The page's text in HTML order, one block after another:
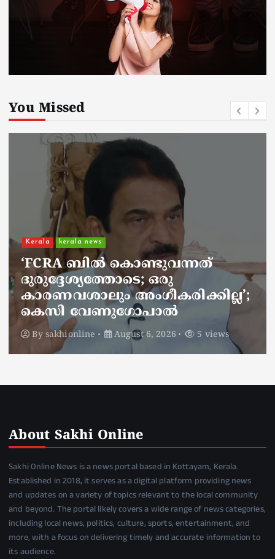
You Missed
Kerala kerala news
ചാലിശേരിയില്‍ സര്‍ക്കാര്‍
ജനകീയ ആരോഗ്യകേന്ദ്രത്തില്‍
നഴ്സിന് അണലിയുടെ കടിയേറ്റു;
അണലിയുടെ കടിയേറ്റത്
ഡ്യൂട്ടിക്കിടെ
Bysakhionline August 6, 2026 5 views
About Sakhi Online
Sakhi Online News is a news portal based in Kottayam, Kerala.
Established in 2018, it serves as a digital platform providing news
and updates on a variety of topics relevant to the local community
and beyond. The portal likely covers a wide range of news categories,
including local news, politics, culture, sports, entertainment, and
more, with a focus on delivering timely and accurate information to
its audience.